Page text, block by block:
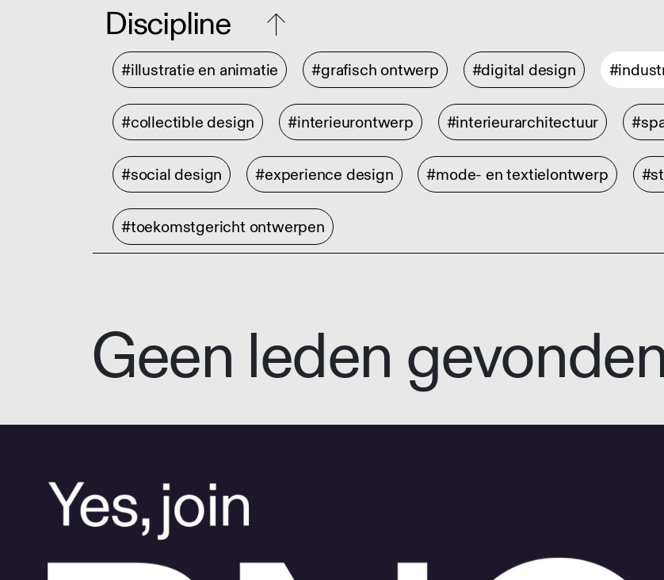
Discipline
#illustratie en animatie #grafisch ontwerp #digital design
#collectible design #interieurontwerp #interieurarchitectuur
#social design #experience design #mode- en textielontwerp
#toekomstgericht ontwerpen
Geen leden